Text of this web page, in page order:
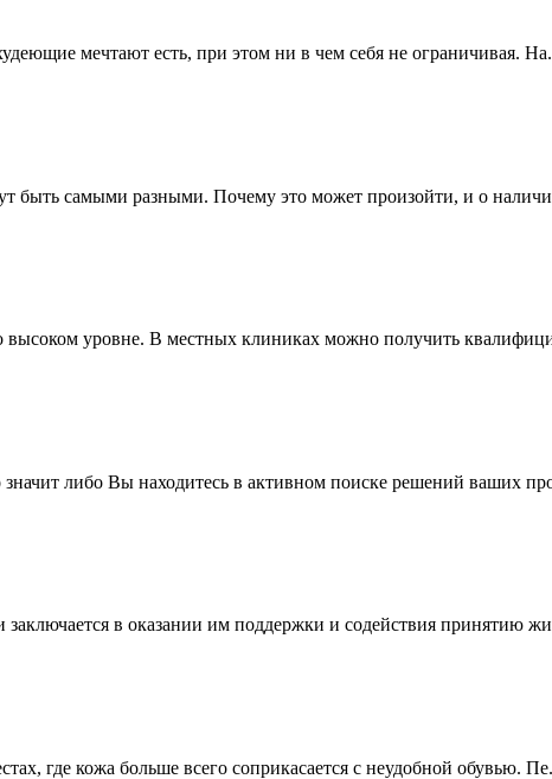
мечтают есть, при этом ни в чем себя не ограничивая.
быть самыми разными. Почему это может произойти, и о
уровне. В местных клиниках можно получить
либо Вы находитесь в активном поиске решений ваших
в оказании им поддержки и содействия принятию
где кожа больше всего соприкасается с неудобной обувью.